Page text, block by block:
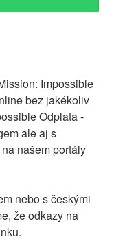
Impossible
bez jakékoliv
Odplata -
ale aj s
našem portály
nebo s českými
že odkazy na